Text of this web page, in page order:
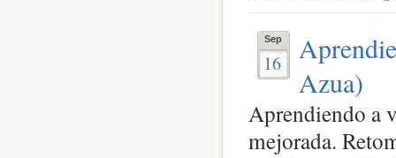
Sep
16
Azua)
Aprendiendo a
mejorada.